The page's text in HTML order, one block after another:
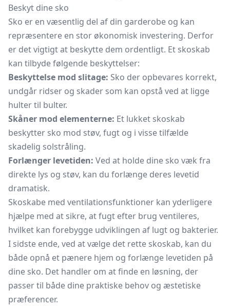
Beskyt dine sko
Sko er en væsentlig del af din garderobe og kan
repræsentere en stor økonomisk investering. Derfor
er det vigtigt at beskytte dem ordentligt. Et skoskab
kan tilbyde følgende beskyttelser:
Beskyttelse mod slitage: Sko der opbevares korrekt,
undgår ridser og skader som kan opstå ved at ligge
hulter til bulter.
Skåner mod elementerne: Et lukket skoskab
beskytter sko mod støv, fugt og i visse tilfælde
skadelig solstråling.
Forlænger levetiden: Ved at holde dine sko væk fra
direkte lys og støv, kan du forlænge deres levetid
dramatisk.
Skoskabe med ventilationsfunktioner kan yderligere
hjælpe med at sikre, at fugt efter brug ventileres,
hvilket kan forebygge udviklingen af lugt og bakterier.
I sidste ende, ved at vælge det rette skoskab, kan du
både opnå et pænere hjem og forlænge levetiden på
dine sko. Det handler om at finde en løsning, der
passer til både dine praktiske behov og æstetiske
præferencer.